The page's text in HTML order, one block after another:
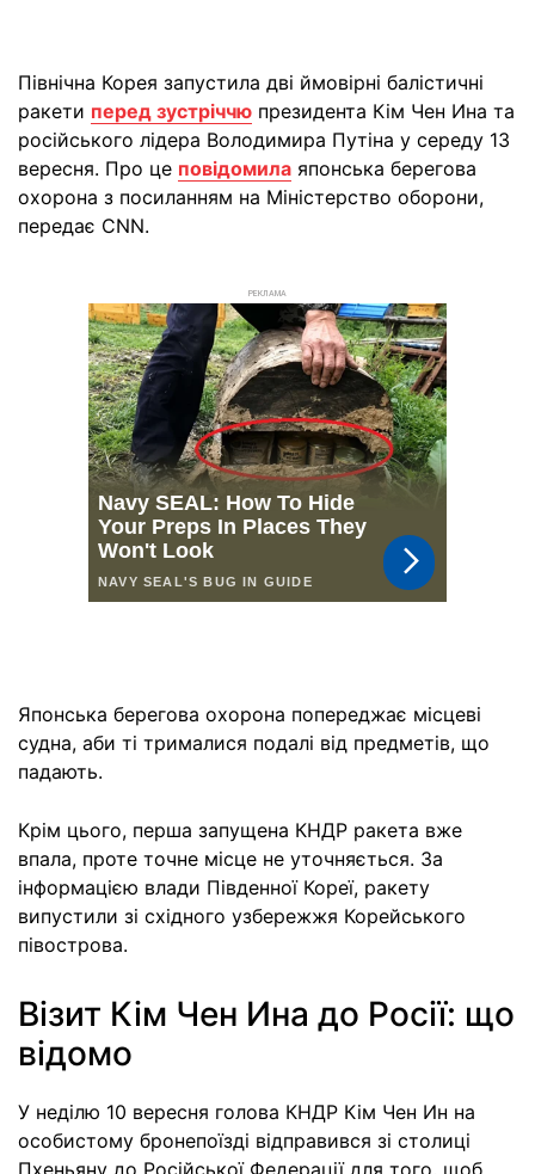
Північна Корея запустила дві ймовірні балістичні
ракети перед зустріччю президента Кім Чен Ина та
російського лідера Володимира Путіна у середу 13
вересня. Про це повідомила японська берегова
охорона з посиланням на Міністерство оборони,
передає CNN.
РЕКЛАМА
Японська берегова охорона попереджає місцеві
судна, аби ті трималися подалі від предметів, що
падають.
Крім цього, перша запущена КНДР ракета вже
впала, проте точне місце не уточняється. За
інформацією влади Південної Кореї, ракету
випустили зі східного узбережжя Корейського
півострова.
Візит Кім Чен Ина до Росії: що
відомо
У неділю 10 вересня голова КНДР Кім Чен Ин на
особистому бронепоїзді відправився зі столиці
Пхеньяну до Російської Федерації для того, щоб